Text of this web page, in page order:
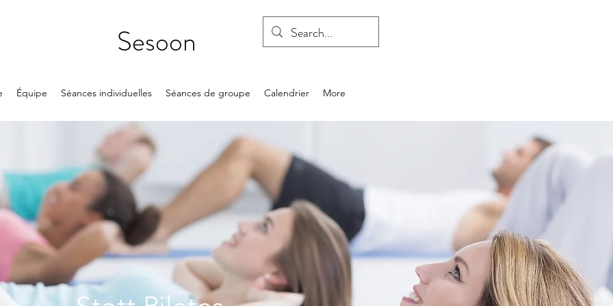
Sesoon
Équipe Séances individuelles Séances de groupe Calendrier More